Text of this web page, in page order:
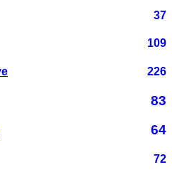
37
109
226
83
64
72